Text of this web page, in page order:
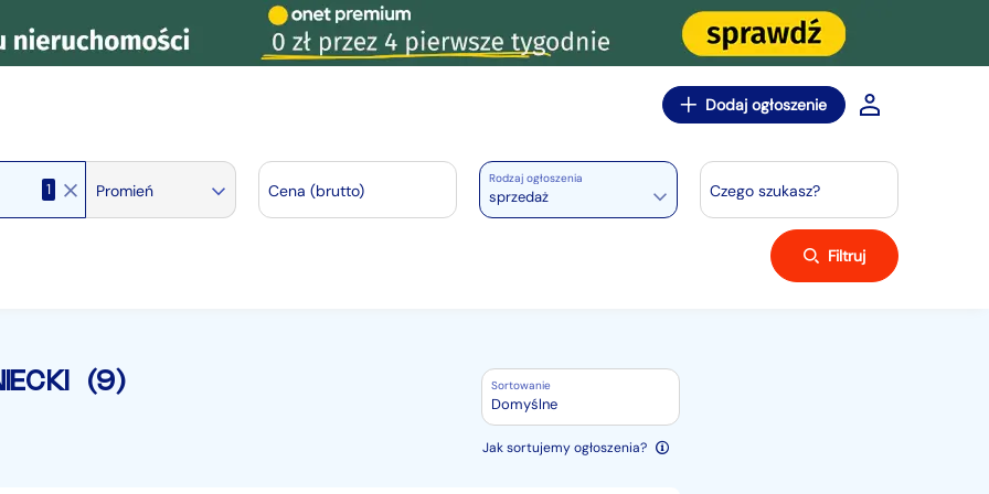
Dodaj ogłoszenie
1 Promień Cena (brutto)
Rodzaj ogłoszenia
sprzedaż Czego szukasz?
Filtruj
(9) Sortowanie
Domyślne
Jak sortujemy ogłoszenia?